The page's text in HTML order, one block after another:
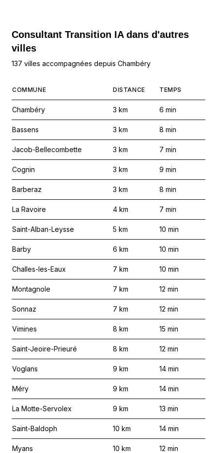
Consultant Transition IA dans d'autres
villes
137 villes accompagnées depuis Chambéry
COMMUNE DISTANCE TEMPS
Chambéry 3 km 6 min
Bassens 3 km 8 min
Jacob-Bellecombette 3 km 7 min
Cognin 3 km 9 min
Barberaz 3 km 8 min
La Ravoire 4 km 7 min
Saint-Alban-Leysse 5 km 10 min
Barby 6 km 10 min
Challes-les-Eaux 7 km 10 min
Montagnole 7 km 12 min
Sonnaz 7 km 12 min
Vimines 8 km 15 min
Saint-Jeoire-Prieuré 8 km 12 min
Voglans 9 km 14 min
Méry 9 km 14 min
La Motte-Servolex 9 km 13 min
Saint-Baldoph 10 km 14 min
Myans 10 km 12 min